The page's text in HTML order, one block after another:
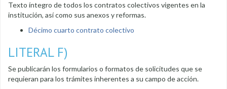
Texto íntegro de todos los contratos colectivos vigentes en la
institución, así como sus anexos y reformas.
Décimo cuarto contrato colectivo
LITERAL F)
Se publicarán los formularios o formatos de solicitudes que se
requieran para los trámites inherentes a su campo de acción.